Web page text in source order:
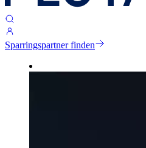
Sparringspartner finden